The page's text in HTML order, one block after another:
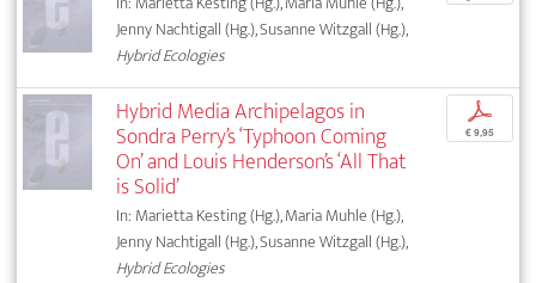
Jenny Nachtigall (Hg.), Susanne Witzgall (Hg.),
Hybrid Ecologies
Hybrid Media Archipelagos in
Sondra Perry’s ‘Typhoon Coming
On’ and Louis Henderson’s ‘All That
is Solid’
In: Marietta Kesting (Hg.), Maria Muhle (Hg.),
Jenny Nachtigall (Hg.), Susanne Witzgall (Hg.),
Hybrid Ecologies
p
€ 9,95